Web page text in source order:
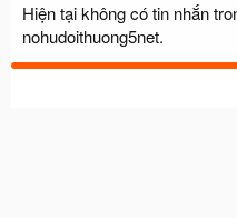
Hiện tại không có tin nhắn
nohudoithuong5net.